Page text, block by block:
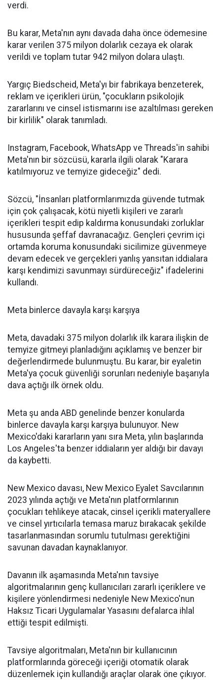
verdi.
Bu karar, Meta'nın aynı davada daha önce ödemesine
karar verilen 375 milyon dolarlık cezaya ek olarak
verildi ve toplam tutar 942 milyon dolara ulaştı.
Yargıç Biedscheid, Meta'yı bir fabrikaya benzeterek,
reklam ve içerikleri ürün, "çocukların psikolojik
zararlarını ve cinsel istismarını ise azaltılması gereken
bir kirlilik" olarak tanımladı.
Instagram, Facebook, WhatsApp ve Threads'in sahibi
Meta'nın bir sözcüsü, kararla ilgili olarak "Karara
katılmıyoruz ve temyize gideceğiz" dedi.
Sözcü, "İnsanları platformlarımızda güvende tutmak
için çok çalışacak, kötü niyetli kişileri ve zararlı
içerikleri tespit edip kaldırma konusundaki zorluklar
hususunda şeffaf davranacağız. Gençleri çevrim içi
ortamda koruma konusundaki sicilimize güvenmeye
devam edecek ve gerçekleri yanlış yansıtan iddialara
karşı kendimizi savunmayı sürdüreceğiz" ifadelerini
kullandı.
Meta binlerce davayla karşı karşıya
Meta, davadaki 375 milyon dolarlık ilk karara ilişkin de
temyize gitmeyi planladığını açıklamış ve benzer bir
değerlendirmede bulunmuştu. Bu karar, bir eyaletin
Meta'ya çocuk güvenliği sorunları nedeniyle başarıyla
dava açtığı ilk örnek oldu.
Meta şu anda ABD genelinde benzer konularda
binlerce davayla karşı karşıya bulunuyor. New
Mexico'daki kararların yanı sıra Meta, yılın başlarında
Los Angeles'ta benzer iddiaların yer aldığı bir davayı
da kaybetti.
New Mexico davası, New Mexico Eyalet Savcılarının
2023 yılında açtığı ve Meta'nın platformlarının
çocukları tehlikeye atacak, cinsel içerikli materyallere
ve cinsel yırtıcılarla temasa maruz bırakacak şekilde
tasarlanmasından sorumlu tutulması gerektiğini
savunan davadan kaynaklanıyor.
Davanın ilk aşamasında Meta'nın tavsiye
algoritmalarının genç kullanıcıları zararlı içeriklere ve
kişilere yönlendirmesi nedeniyle New Mexico'nun
Haksız Ticari Uygulamalar Yasasını defalarca ihlal
ettiği tespit edilmişti.
Tavsiye algoritmaları, Meta'nın bir kullanıcının
platformlarında göreceği içeriği otomatik olarak
düzenlemek için kullandığı araçlar olarak öne çıkıyor.